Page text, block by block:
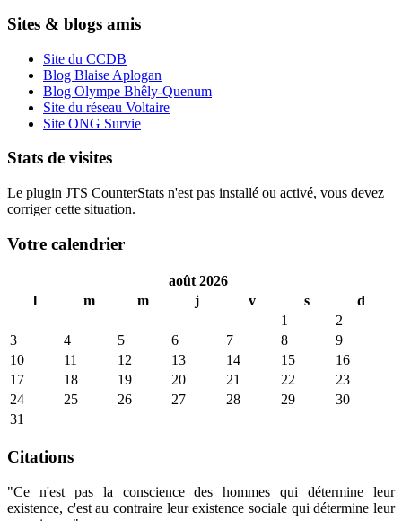
Sites & blogs amis
Site du CCDB
Blog Blaise Aplogan
Blog Olympe Bhêly-Quenum
Site du réseau Voltaire
Site ONG Survie
Stats de visites
Le plugin JTS CounterStats n'est pas installé ou activé, vous devez
corriger cette situation.
Votre calendrier
août 2026
l
m m j v s
d
1
2
3
4 5 6 7 8
9
10
11 12 13 14 15
16
17
18 19 20 21 22
23
24
25 26 27 28 29
30
31
Citations
"Ce n'est pas la conscience des hommes qui détermine leur
existence, c'est au contraire leur existence sociale qui détermine leur